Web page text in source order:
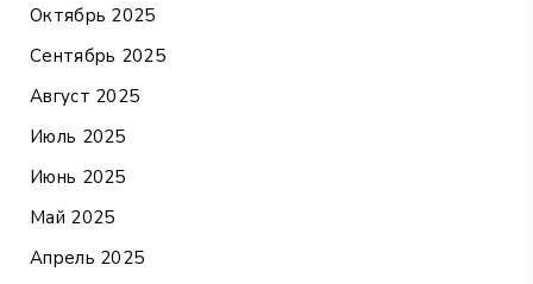
Октябрь 2025
Сентябрь 2025
Август 2025
Июль 2025
Июнь 2025
Май 2025
Апрель 2025